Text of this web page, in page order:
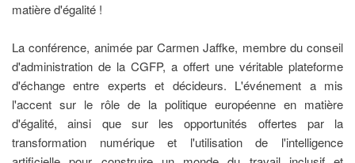
matière d'égalité !
La conférence, animée par Carmen Jaffke, membre du conseil
d'administration de la CGFP, a offert une véritable plateforme
d'échange entre experts et décideurs. L'événement a mis
l'accent sur le rôle de la politique européenne en matière
d'égalité, ainsi que sur les opportunités offertes par la
transformation numérique et l'utilisation de l'intelligence